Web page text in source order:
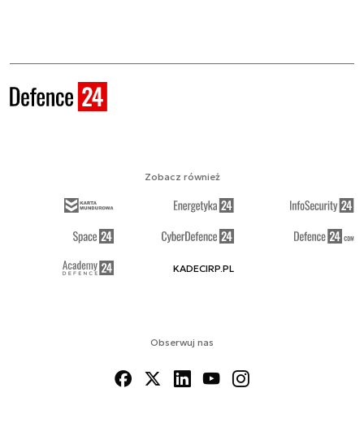
Obserwuj nas
Zobacz również
KADECIRP.PL